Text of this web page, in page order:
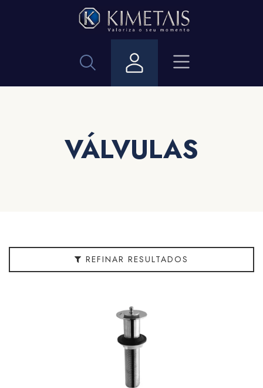
VÁLVULAS
REFINAR RESULTADOS
Linha